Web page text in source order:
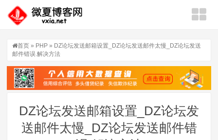
首页 » PHP » DZ论坛发送邮箱设置_DZ论坛发送邮件太慢_DZ论坛发送
邮件错误.解决方法
DZ论坛发送邮箱设置_DZ论坛发
送邮件太慢_DZ论坛发送邮件错